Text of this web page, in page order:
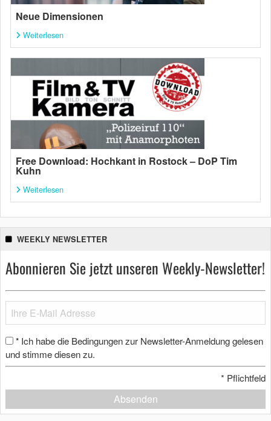
Neue Dimensionen
Weiterlesen
Free Download: Hochkant in Rostock – DoP Tim
Kuhn
Weiterlesen
WEEKLY NEWSLETTER
Abonnieren Sie jetzt unseren Weekly-Newsletter!
* Ich habe die Bedingungen zur Newsletter-Anmeldung gelesen
und stimme diesen zu.
* Pflichtfeld
Absenden